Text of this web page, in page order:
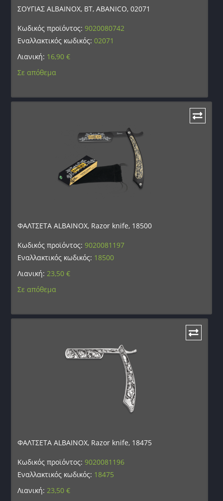
ΣΟΥΓΙΑΣ ALBAINOX, BT, ABANICO, 02071
Κωδικός προϊόντος:9020080742
Εναλλακτικός κωδικός:02071
Λιανική: 16,90€
Σε απόθεμα
ΦΑΛΤΣΕΤΑ ALBAINOX, Razor knife, 18500
Κωδικός προϊόντος:9020081197
Εναλλακτικός κωδικός: 18500
Λιανική:23,50€
Σε απόθεμα
ΦΑΛΤΣΕΤΑ ALBAINOX, Razor knife, 18475
Κωδικός προϊόντος:9020081196
Εναλλακτικός κωδικός: 18475
Λιανική:23,50€